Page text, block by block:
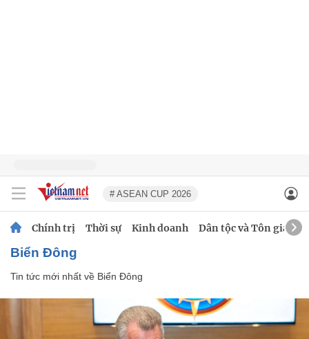
# ASEAN CUP 2026
Chính trị Thời sự Kinh doanh Dân tộc và Tôn giáo
Biển Đông
Tin tức mới nhất về Biển Đông